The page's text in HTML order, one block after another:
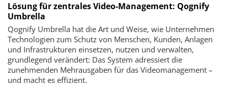
Lösung für zentrales Video-Management: Qognify
Umbrella
Qognify Umbrella hat die Art und Weise, wie Unternehmen
Technologien zum Schutz von Menschen, Kunden, Anlagen
und Infrastrukturen einsetzen, nutzen und verwalten,
grundlegend verändert: Das System adressiert die
zunehmenden Mehrausgaben für das Videomanagement –
und macht es effizient.